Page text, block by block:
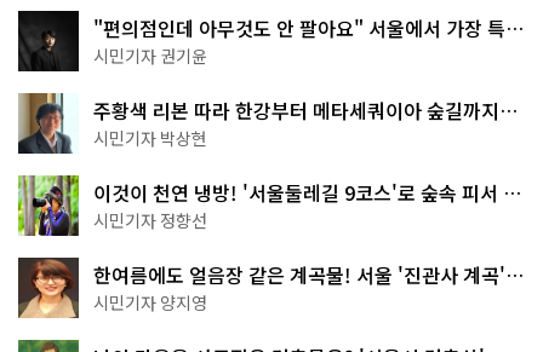
"편의점인데 아무것도 안 팔아요" 서울에서 가장 특별
한 편의점의 정체
시민기자 권기윤
주황색 리본 따라 한강부터 메타세쿼이아 숲길까지…
서울둘레길 15코스
시민기자 박상현
이것이 천연 냉방! '서울둘레길 9코스'로 숲속 피서 떠
나볼까
시민기자 정향선
한여름에도 얼음장 같은 계곡물! 서울 '진관사 계곡'이
천국이네~
시민기자 양지영